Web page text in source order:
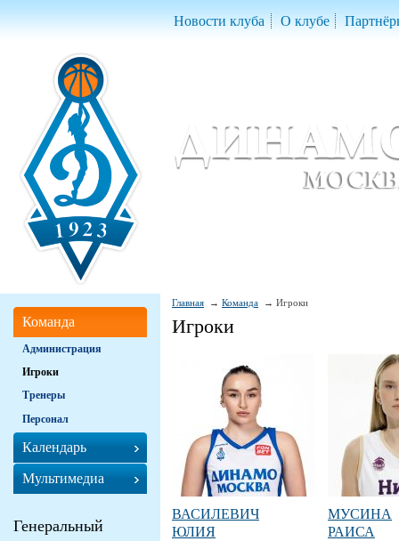
Новости клуба О клубе
Главная Команда Игроки
Игроки
ВАСИЛЕВИЧ
ЮЛИЯ
МУСИНА
РАИСА
Команда
Администрация
Игроки
Тренеры
Персонал
Календарь
Мультимедиа
Генеральный